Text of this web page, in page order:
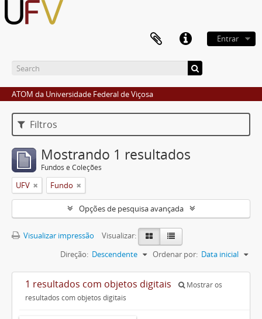
Entrar
ATOM da Universidade Federal de Viçosa
Filtros
Mostrando 1 resultados
Fundos e Coleções
UFV Fundo
Opções de pesquisa avançada
Visualizar impressão
Visualizar:
Ordenar por: Data inicial
Direção: Descendente
1 resultados com objetos digitais
Mostrar os
resultados com objetos digitais